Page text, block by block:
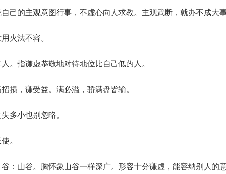
己的主观意图行事，不虚心向人求教。主观武断，就办不成大
火法不容。
。指谦虚恭敬地对待地位比自己低的人。
损，谦受益。满必溢，骄满盘皆输。
多小也别忽略。
。
：山谷。胸怀象山谷一样深广。形容十分谦虚，能容纳别人的